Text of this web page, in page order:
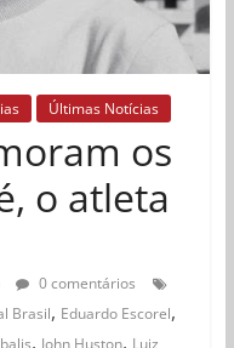
Últimas Notícias
os
o atleta
0 comentários
Brasil, Eduardo Escorel,
, John Huston, Luiz